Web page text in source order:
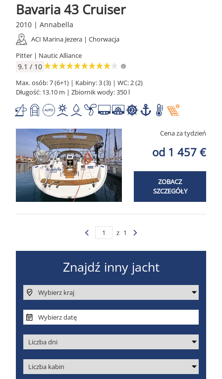
Bavaria 43 Cruiser
2010 | Annabella
ACI Marina Jezera | Chorwacja
Pitter | Nautic Alliance
9.1 / 10
Max. osób: 7 (6+1) | Kabiny: 3 (3) | WC: 2 (2)
Długość: 13.10 m | Zbiornik wody: 350 l
Cena za tydzień
od 1 457 €
ZOBACZ
SZCZEGÓŁY
z 1